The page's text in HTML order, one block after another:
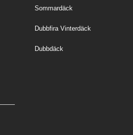
Sommardäck
Dubbfira Vinterdäck
Dubbdäck